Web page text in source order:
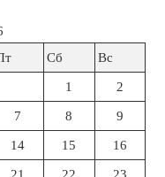
Сб Вс
1 2
7 8 9
14 15 16